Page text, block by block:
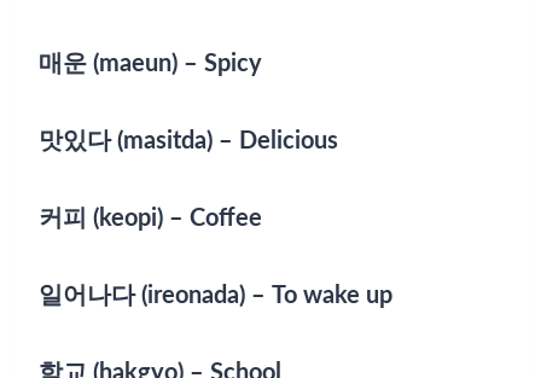
매운 (maeun) – Spicy
맛있다 (masitda) – Delicious
커피 (keopi) – Coffee
일어나다 (ireonada) – To wake up
학교 (hakgyo) – School